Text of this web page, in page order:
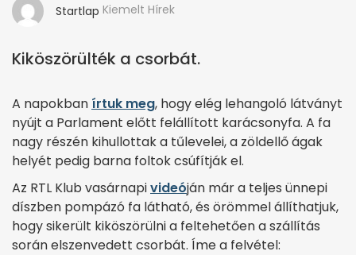
Startlap Kiemelt Hírek
Kiköszörülték a csorbát.
A napokban írtuk meg, hogy elég lehangoló látványt
nyújt a Parlament előtt felállított karácsonyfa. A fa
nagy részén kihullottak a tűlevelei, a zöldellő ágak
helyét pedig barna foltok csúfítják el.
Az RTL Klub vasárnapivideóján már a teljes ünnepi
díszben pompázó fa látható, és örömmel állíthatjuk,
hogy sikerült kiköszörülni a feltehetően a szállítás
során elszenvedett csorbát. Íme a felvétel: